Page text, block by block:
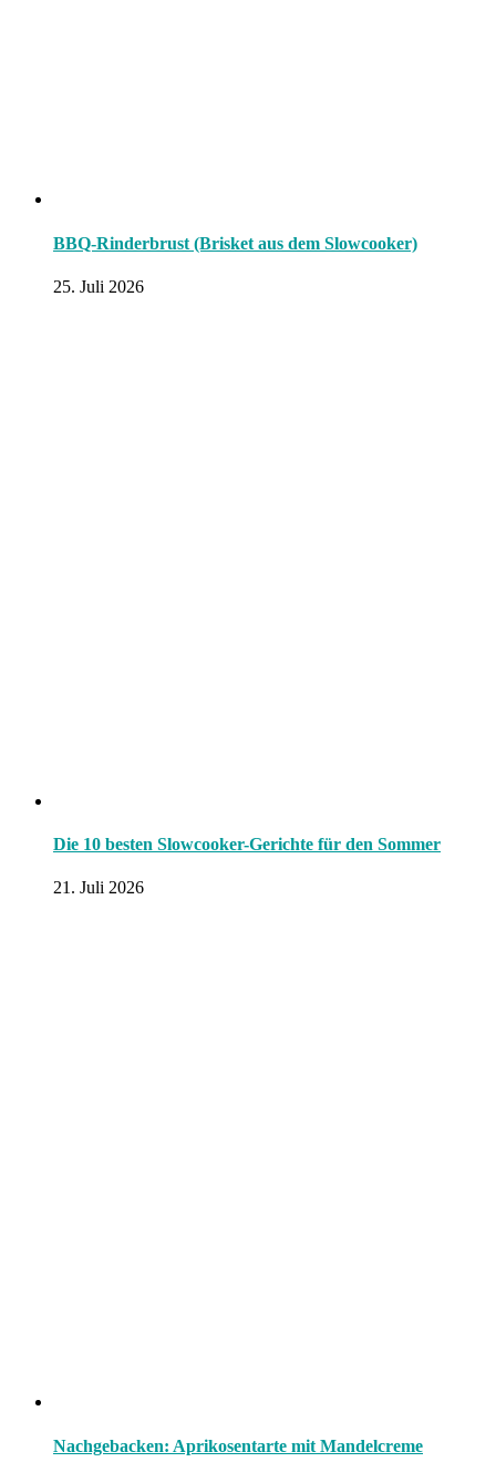
BBQ-Rinderbrust (Brisket aus dem Slowcooker)
25. Juli 2026
Die 10 besten Slowcooker-Gerichte für den Sommer
21. Juli 2026
Nachgebacken: Aprikosentarte mit Mandelcreme